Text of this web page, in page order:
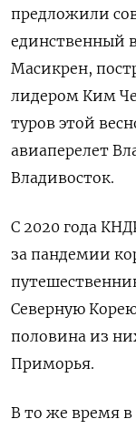
предложили
единственный
Масикрен,
лидером Ким
туров этой
авиаперелет
Владивосток.
С 2020 года
за пандемии
Северную
половина из
Приморья.
В то же время в